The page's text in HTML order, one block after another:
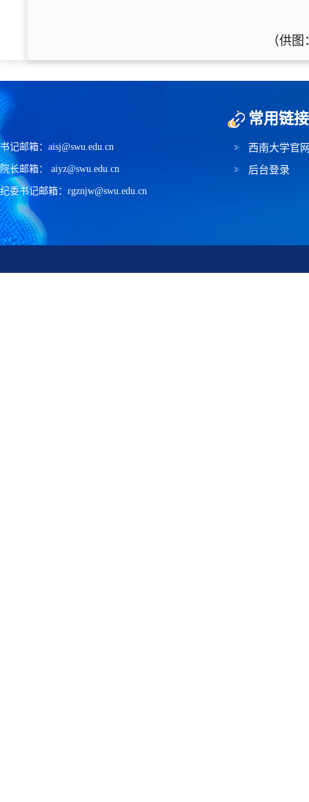
（供
书记邮箱：aisj@swu.edu.cn
院长邮箱： aiyz@swu.edu.cn
纪委书记邮箱：rgznjw@swu.edu.cn
常用链接
西南大学官
后台登录